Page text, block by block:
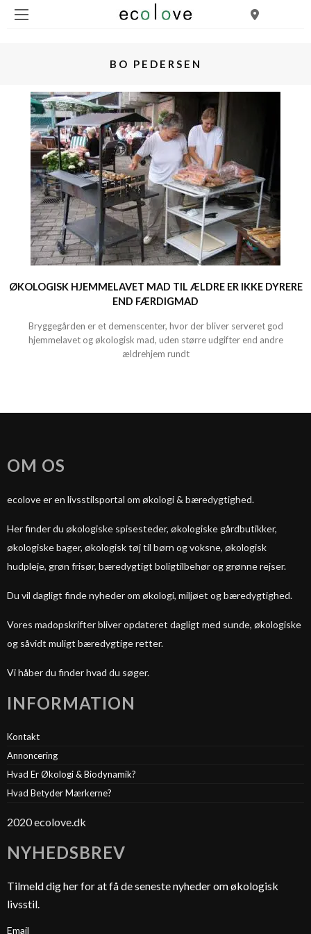
BO PEDERSEN
ØKOLOGISK HJEMMELAVET MAD TIL ÆLDRE ER IKKE DYRERE
END FÆRDIGMAD
Bryggegården er et demenscenter, hvor der bliver serveret god
hjemmelavet og økologisk mad, uden større udgifter end andre
ældrehjem rundt
OM OS
ecolove er en livsstilsportal om økologi & bæredygtighed.
Her finder du økologiske spisesteder, økologiske gårdbutikker,
økologiske bager, økologisk tøj til børn og voksne, økologisk
hudpleje, grøn frisør, bæredygtigt boligtilbehør og grønne rejser.
Du vil dagligt finde nyheder om økologi, miljøet og bæredygtighed.
Vores madopskrifter bliver opdateret dagligt med sunde, økologiske
og såvidt muligt bæredygtige retter.
Vi håber du finder hvad du søger.
INFORMATION
Kontakt
Annoncering
Hvad Er Økologi & Biodynamik?
Hvad Betyder Mærkerne?
2020 ecolove.dk
NYHEDSBREV
Tilmeld dig her for at få de seneste nyheder om økologisk
livsstil.
Email